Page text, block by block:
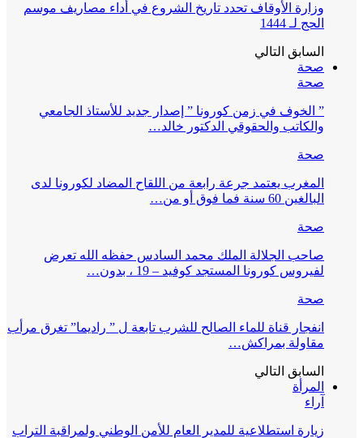
وزارة الأوقاف تحدد تاريخ الشروع في أداء مصاريف موسم
الحج لـ 1444
السابق التالي
صحة
صحة
” الخوف في زمن كورونا ” إصدار جديد للأستاذ الجامعي
والكاتب والحقوقي الدكتور خالد…
صحة
المغرب يعتمد جرعة رابعة من اللقاح المضاد لكورونا لدى
البالغين 60 سنة فما فوق أو من…
صحة
صاحب الجلالة الملك محمد السادس حفظه الله تعرض
لفيروس كورونا المستجد كوفيد – 19 ، بدون…
صحة
انفجار قناة للماء الصالح للشرب تابعة ل ” راديما” تغرق مرأب
مقاولة بمراكش…
السابق التالي
المرأة
آراء
زيارة استطلاعية للمدير العام للأمن الوطني ولمراقبة التراب